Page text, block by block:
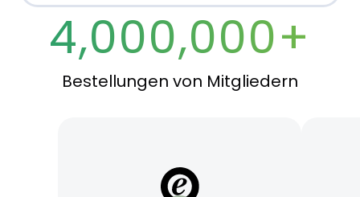
4,000,000+
Bestellungen von Mitgliedern